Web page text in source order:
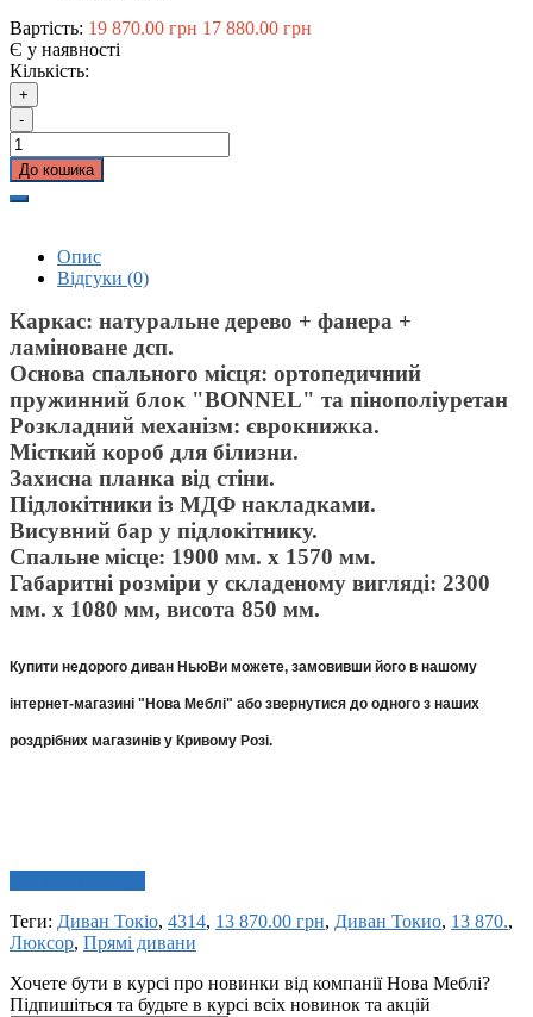
Вартість: 19 870.00 грн 17 880.00 грн
Є у наявності
Кількість:
+
-
До кошика
Опис
Відгуки (0)
Каркас: натуральне дерево + фанера +
ламіноване дсп.
Основа спального місця: ортопедичний
пружинний блок "BONNEL" та пінополіуретан
Розкладний механізм: єврокнижка.
Місткий короб для білизни.
Захисна планка від стіни.
Підлокітники із МДФ накладками.
Висувний бар у підлокітнику.
Спальне місце: 1900 мм. х 1570 мм.
Габаритні розміри у складеному вигляді: 2300
мм. х 1080 мм, висота 850 мм.
Купити недорого диван НьюВи можете, замовивши його в нашому
інтернет-магазині "Нова Меблі" або звернутися до одного з наших
роздрібних магазинів у Кривому Розі.
Теги: Диван Токіо, 4314, 13 870.00 грн, Диван Токио, 13 870.,
Люксор, Прямі дивани
Хочете бути в курсі про новинки від компанії Нова Меблі?
Підпишіться та будьте в курсі всіх новинок та акцій